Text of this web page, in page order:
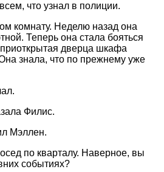
что узнал в полиции.
комнату. Неделю назад она
Теперь она стала бояться
дверца шкафа
знала, что по прежнему уже
Филис.
Мэллен.
по кварталу. Наверное, вы
событиях?